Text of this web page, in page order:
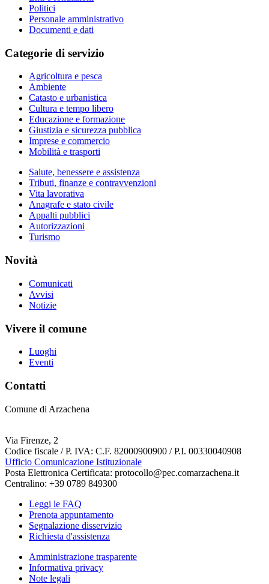
Politici
Personale amministrativo
Documenti e dati
Categorie di servizio
Agricoltura e pesca
Ambiente
Catasto e urbanistica
Cultura e tempo libero
Educazione e formazione
Giustizia e sicurezza pubblica
Imprese e commercio
Mobilità e trasporti
Salute, benessere e assistenza
Tributi, finanze e contravvenzioni
Vita lavorativa
Anagrafe e stato civile
Appalti pubblici
Autorizzazioni
Turismo
Novità
Comunicati
Avvisi
Notizie
Vivere il comune
Luoghi
Eventi
Contatti
Comune di Arzachena
Via Firenze, 2
Codice fiscale / P. IVA: C.F. 82000900900 / P.I. 00330040908
Ufficio Comunicazione Istituzionale
Posta Elettronica Certificata: protocollo@pec.comarzachena.it
Centralino: +39 0789 849300
Leggi le FAQ
Prenota appuntamento
Segnalazione disservizio
Richiesta d'assistenza
Amministrazione trasparente
Informativa privacy
Note legali